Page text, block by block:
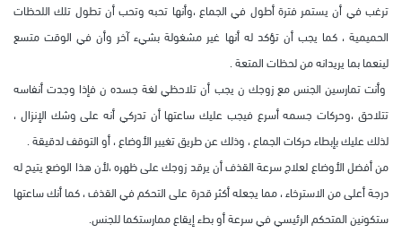
ترغب في أن يستمر فترة أطول في الجماع ،وأنها تحبه وتحب أن تطول تلك اللحظات
الحميمية ، كما يجب أن تؤكد له أنها غير مشغولة بشيء آخر وأن في الوقت متسع
لينعما بما يريدانه من لحظات المتعة .
وأنت تمارسين الجنس مع زوجك ن يجب أن تلاحظي لغة جسده ن فإذا وجدت أنفاسه
تتلاحق ،وحركات جسمه أسرع فيجب عليك ساعتها أن تدركي أنه على وشك الإنزال ،
لذلك عليك بإبطاء حركات الجماع ، وذلك عن طريق تغيير الأوضاع ، أو التوقف لدقيقة .
من أفضل الأوضاع لعلاج سرعة القذف أن يرقد زوجك على ظهره ،لأن هذا الوضع يتيح له
درجة أعلى من الاسترخاء ، مما يجعله أكثر قدرة على التحكم في القذف ، كما أنك ساعتها
ستكونين المتحكم الرئيسي في سرعة أو بطء إيقاع ممارستكما للجنس.